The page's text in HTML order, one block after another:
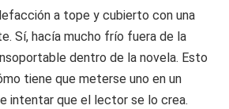
a tope y cubierto con una
Sí, hacía mucho frío fuera de la
dentro de la novela. Esto
tiene que meterse uno en un
intentar que el lector se lo crea.